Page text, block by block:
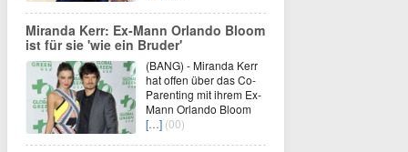
Miranda Kerr: Ex-Mann Orlando Bloom
ist für sie 'wie ein Bruder'
(BANG) - Miranda Kerr
hat offen über das Co-
Parenting mit ihrem Ex-
Mann Orlando Bloom
[…] (00)